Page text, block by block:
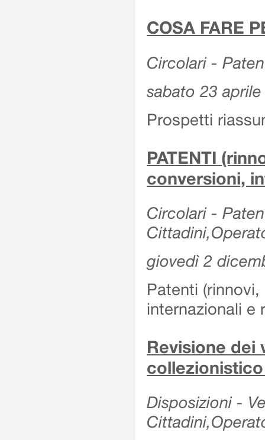
COSA FARE
Circolari -
sabato 23
Prospetti
PATENTI
conversioni,
Circolari -
giovedì 2
Patenti
internazionali e
Revisione dei
Disposizioni -